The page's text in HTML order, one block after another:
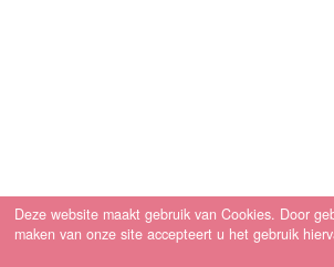
Deze website maakt gebruik van Cookies. Door
maken van onze site accepteert u het gebruik